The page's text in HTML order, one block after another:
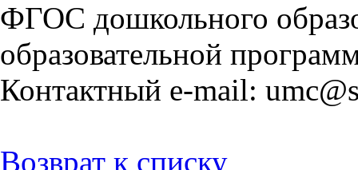
ФГОС дошкольного
образовательной
Контактный e-mail:
Возврат к списку